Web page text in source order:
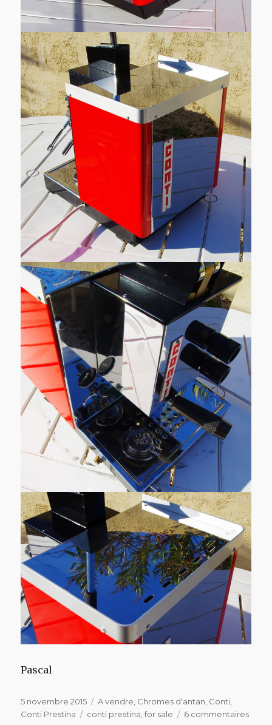
Pascal
Publié
le
5 novembre 2015 Catégories
A vendre Chromes d'antan Conti
Conti Prestina
Étiquettes
conti prestina ,for sale 6 commentairessur